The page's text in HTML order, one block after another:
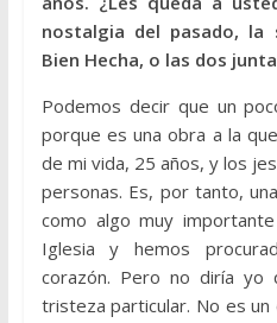
nostalgia del pasado, la
Bien Hecha, o las dos
Podemos decir que un
porque es una obra a la
de mi vida, 25 años, y los
personas. Es, por tanto,
como algo muy
Iglesia y hemos
corazón. Pero no diría yo
tristeza particular. No es un